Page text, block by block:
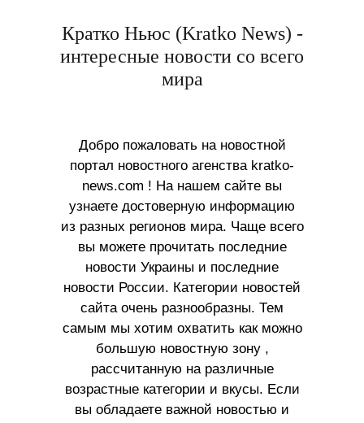
Кратко Ньюс (Kratko News) -
интересные новости со всего
мира
Добро пожаловать на новостной
портал новостного агенства kratko-
news.com ! На нашем сайте вы
узнаете достоверную информацию
из разных регионов мира. Чаще всего
вы можете прочитать последние
новости Украины и последние
новости России. Категории новостей
сайта очень разнообразны. Тем
самым мы хотим охватить как можно
большую новостную зону ,
рассчитанную на различные
возрастные категории и вкусы. Если
вы обладаете важной новостью и